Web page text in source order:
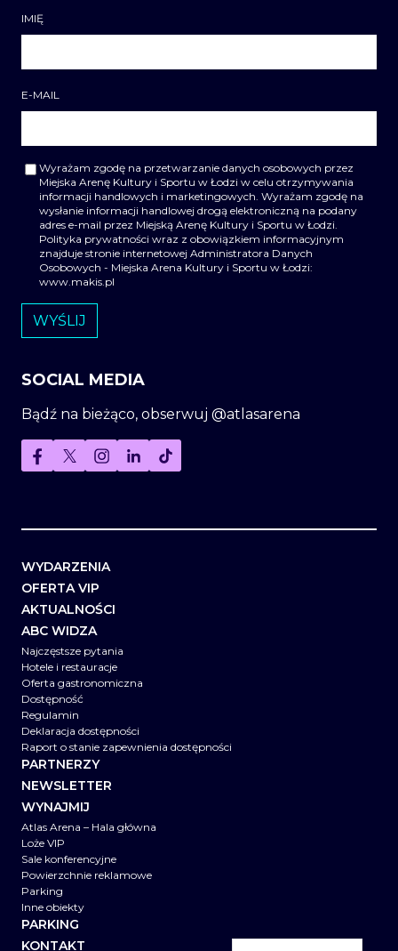
IMIĘ
E-MAIL
Wyrażam zgodę na przetwarzanie danych osobowych przez
Miejska Arenę Kultury i Sportu w Łodzi w celu otrzymywania
informacji handlowych i marketingowych. Wyrażam zgodę na
wysłanie informacji handlowej drogą elektroniczną na podany
adres e-mail przez Miejską Arenę Kultury i Sportu w Łodzi.
Polityka prywatności wraz z obowiązkiem informacyjnym
znajduje stronie internetowej Administratora Danych
Osobowych - Miejska Arena Kultury i Sportu w Łodzi:
www.makis.pl
SOCIAL MEDIA
Bądź na bieżąco, obserwuj @atlasarena
WYDARZENIA
OFERTA VIP
AKTUALNOŚCI
ABC WIDZA
Najczęstsze pytania
Hotele i restauracje
Oferta gastronomiczna
Dostępność
Regulamin
Deklaracja dostępności
Raport o stanie zapewnienia dostępności
PARTNERZY
NEWSLETTER
WYNAJMIJ
Atlas Arena – Hala główna
Loże VIP
Sale konferencyjne
Powierzchnie reklamowe
Parking
Inne obiekty
PARKING
KONTAKT